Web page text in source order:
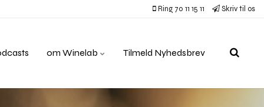
Ring 70 11 15 11 Skriv til os
om Winelab Tilmeld Nyhedsbrev